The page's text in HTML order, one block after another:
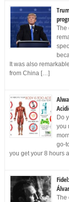
The
It was also
from China […]
Do
you
go-
you get your 8 hours
The